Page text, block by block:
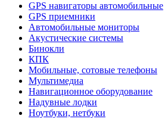
GPS навигаторы автомобильные
GPS приемники
Автомобильные мониторы
Акустические системы
Бинокли
КПК
Мобильные, сотовые телефоны
Мультимедиа
Навигационное оборудование
Надувные лодки
Ноутбуки, нетбуки